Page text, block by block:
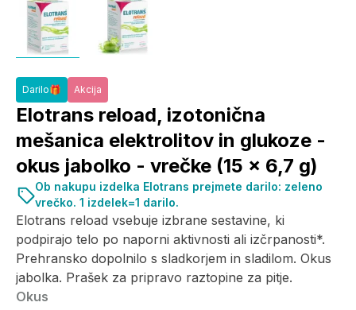
Darilo🎁 Akcija
Elotrans reload, izotonična
mešanica elektrolitov in glukoze -
okus jabolko - vrečke (15 x 6,7 g)
Elotrans reload vsebuje izbrane sestavine, ki
podpirajo telo po naporni aktivnosti ali izčrpanosti*.
Prehransko dopolnilo s sladkorjem in sladilom. Okus
jabolka. Prašek za pripravo raztopine za pitje.
Okus
Ob nakupu izdelka Elotrans prejmete darilo: zeleno
vrečko. 1 izdelek=1 darilo.